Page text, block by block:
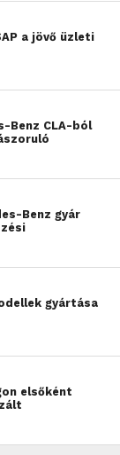
a jövő üzleti
Benz CLA-ból
Benz gyár
gyártása
elsőként